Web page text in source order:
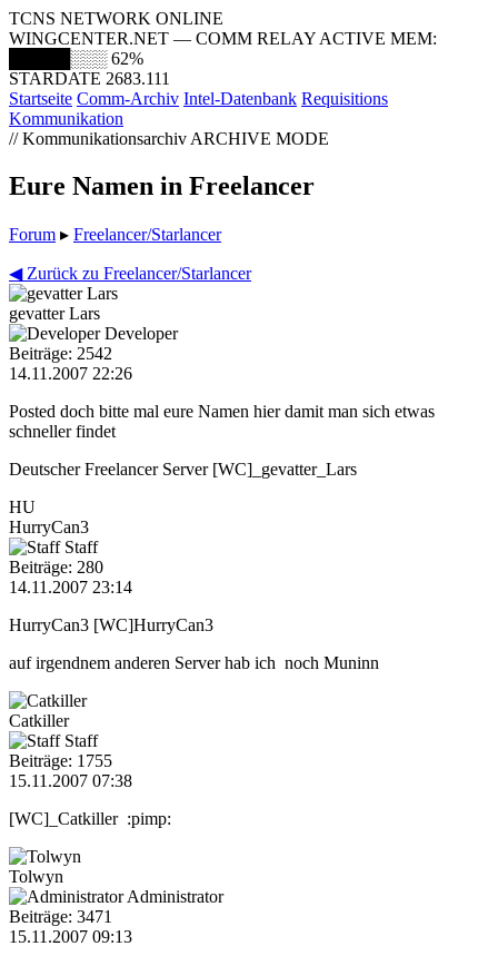
TCNS NETWORK ONLINE
WINGCENTER.NET — COMM RELAY ACTIVE MEM:
█████░░░ 62%
STARDATE 2683.111
Startseite Comm-Archiv Intel-Datenbank Requisitions
Kommunikation
// Kommunikationsarchiv ARCHIVE MODE
Eure Namen in Freelancer
Forum ▸ Freelancer/Starlancer
◀ Zurück zu Freelancer/Starlancer
gevatter Lars
Developer
Beiträge: 2542
14.11.2007 22:26
Posted doch bitte mal eure Namen hier damit man sich etwas
schneller findet
Deutscher Freelancer Server [WC]_gevatter_Lars
HU
HurryCan3
Staff
Beiträge: 280
14.11.2007 23:14
HurryCan3 [WC]HurryCan3
auf irgendnem anderen Server hab ich noch Muninn
Catkiller
Staff
Beiträge: 1755
15.11.2007 07:38
[WC]_Catkiller :pimp:
Tolwyn
Administrator
Beiträge: 3471
15.11.2007 09:13